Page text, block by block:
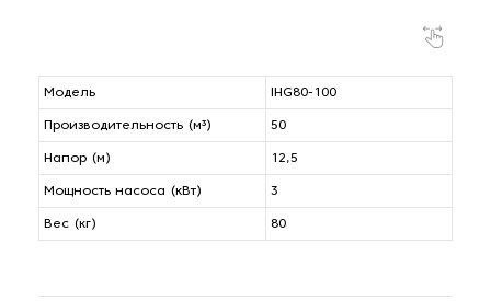
Модель IHG80-100
Производительность (м³) 50
Напор (м) 12,5
Мощность насоса (кВт) 3
Вес (кг) 80